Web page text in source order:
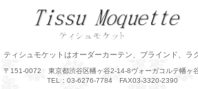
ティシュモケットはオーダーカーテン、ブラインド、ラ
〒151-0072 東京都渋谷区幡ヶ谷2-14-8ヴォーガコルテ幡ヶ
TEL：03-6276-7784 FAX03-3320-2390